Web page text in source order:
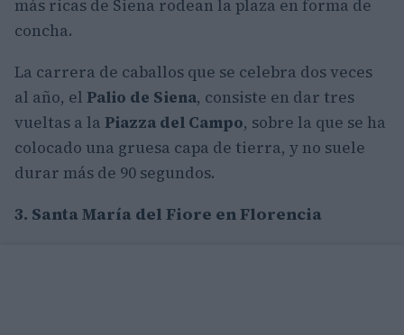
más ricas de Siena rodean la plaza en forma de
concha.
La carrera de caballos que se celebra dos veces
al año, el Palio de Siena, consiste en dar tres
vueltas a la Piazza del Campo, sobre la que se ha
colocado una gruesa capa de tierra, y no suele
durar más de 90 segundos.
3. Santa María del Fiore en Florencia